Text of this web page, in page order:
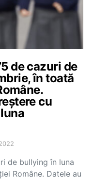
de cazuri de
în toată
cu
de bullying în luna
Române. Datele au